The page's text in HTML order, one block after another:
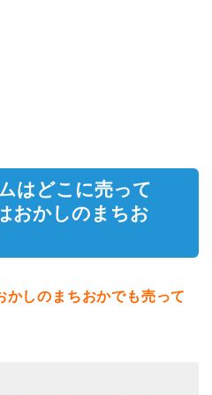
はどこに売って
おかしのまちお
かしのまちおかでも売って